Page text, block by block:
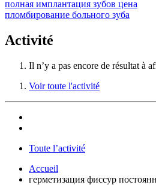
полная имплантация зубов цена
пломбирование больного зуба
Activité
Il n’y a pas encore de résultat à
Voir toute l'activité
Toute l’activité
Accueil
герметизация фиссур